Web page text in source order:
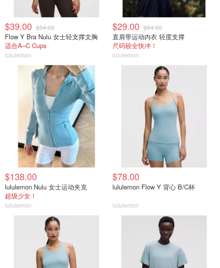
$39.00 $54.00
Flow Y Bra Nulu 女士轻支撑文胸
适合A–C Cups
lululemon
$29.00 $64.00
直肩带运动内衣 轻度支撑
尺码较全快冲！
lululemon
$138.00
lululemon Nulu 女士运动夹克
超级少女！
lululemon
$78.00
lululemon Flow Y 背心 B/C杯
lululemon